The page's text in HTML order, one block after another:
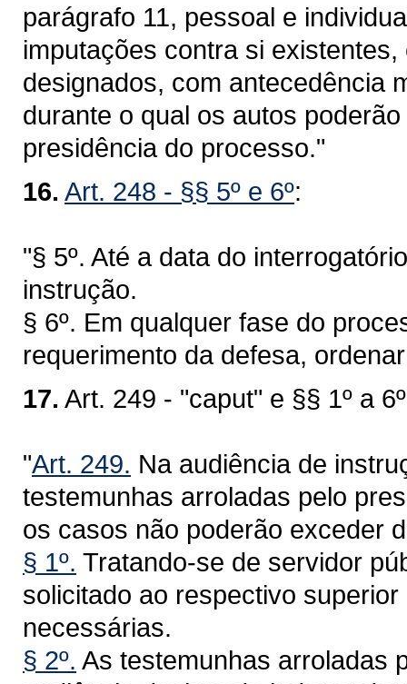
parágrafo 11, pessoal e
imputações contra si
designados, com antecedência
durante o qual os autos
presidência do processo."
16. Art. 248 - §§ 5º e 6º:
"§ 5º. Até a data do
instrução.
§ 6º. Em qualquer fase do
requerimento da defesa,
17. Art. 249 - "caput" e §§ 1º a
"Art. 249. Na audiência de
testemunhas arroladas pelo
os casos não poderão exceder
§ 1º. Tratando-se de servidor
solicitado ao respectivo
necessárias.
§ 2º. As testemunhas arroladas